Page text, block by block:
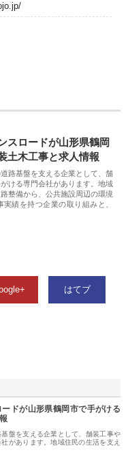
スロードが山形県鶴岡
土木工事と求人情報
路基盤を支える企業として、舗
ける専門会社があります。地域
整備から、公共施設周辺の環境
績を持つ企業の取り組みと、
はてブ
ドが山形県鶴岡市で手がける
盤を支える企業として、舗装工事や
があります。地域住民の生活を支え